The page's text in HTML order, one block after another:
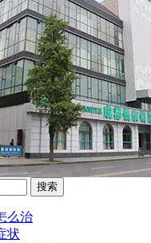
么治
状